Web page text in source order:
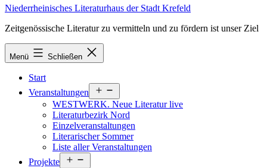
Niederrheinisches Literaturhaus der Stadt Krefeld
Zeitgenössische Literatur zu vermitteln und zu fördern ist unser Ziel
Menü Schließen
Start
Veranstaltungen
öffnen
WESTWERK. Neue Literatur live
Literaturbezirk Nord
Einzelveranstaltungen
Literarischer Sommer
Liste aller Veranstaltungen
Projekte